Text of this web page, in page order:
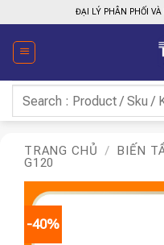
qua
nội
dung
ĐẠI LÝ PHÂN PHỐI VÀ
kiếm:
TRANG CHỦ / BIẾN
G120
-40%